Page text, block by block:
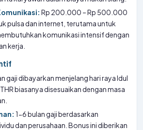
Rp 200.000 – Rp 500.000
pulsa dan internet, terutama untuk
komunikasi intensif dengan
kerja.
gaji dibayarkan menjelang hari raya Idul
biasanya disesuaikan dengan masa
1-6 bulan gaji berdasarkan
dan perusahaan. Bonus ini diberikan